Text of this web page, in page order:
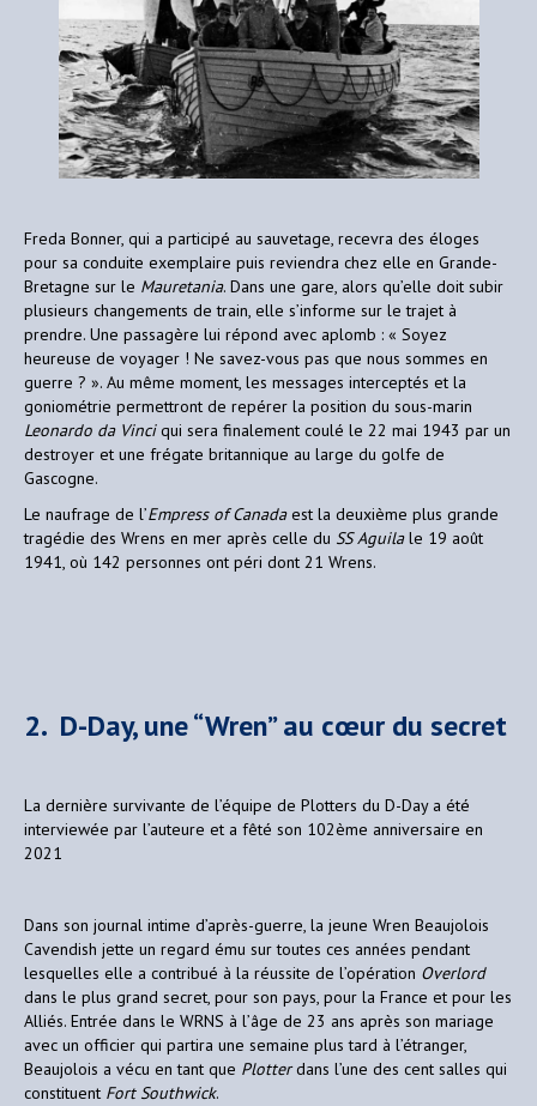
Freda Bonner, qui a participé au sauvetage, recevra des éloges
pour sa conduite exemplaire puis reviendra chez elle en Grande-
Bretagne sur le Mauretania. Dans une gare, alors qu’elle doit subir
plusieurs changements de train, elle s’informe sur le trajet à
prendre. Une passagère lui répond avec aplomb : « Soyez
heureuse de voyager ! Ne savez-vous pas que nous sommes en
guerre ? ». Au même moment, les messages interceptés et la
goniométrie permettront de repérer la position du sous-marin
Leonardo da Vinciqui sera finalement coulé le 22 mai 1943 par un
destroyer et une frégate britannique au large du golfe de
Gascogne.
Le naufrage de l’Empress of Canadaest la deuxième plus grande
tragédie des Wrens en mer après celle du SS Aguilale 19 août
1941, où 142 personnes ont péri dont 21 Wrens.
2. D-Day, une “Wren” au cœur du secret
La dernière survivante de l’équipe de Plotters du D-Day a été
interviewée par l’auteure et a fêté son 102ème anniversaire en
2021
Dans son journal intime d’après-guerre, la jeune Wren Beaujolois
Cavendish jette un regard ému sur toutes ces années pendant
lesquelles elle a contribué à la réussite de l’opération Overlord
dans le plus grand secret, pour son pays, pour la France et pour les
Alliés. Entrée dans le WRNS à l’âge de 23 ans après son mariage
avec un officier qui partira une semaine plus tard à l’étranger,
Beaujolois a vécu en tant que Plotterdans l’une des cent salles qui
constituent Fort Southwick.